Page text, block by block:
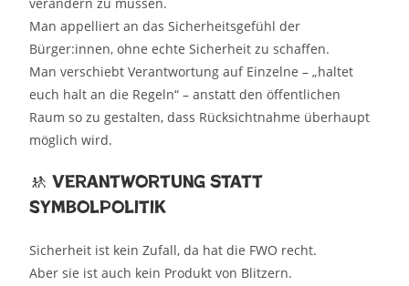
Man appelliert an das Sicherheitsgefühl der
Bürger:innen, ohne echte Sicherheit zu schaffen.
Man verschiebt Verantwortung auf Einzelne – „haltet
euch halt an die Regeln“ – anstatt den öffentlichen
Raum so zu gestalten, dass Rücksichtnahme überhaupt
möglich wird.
🚸 Verantwortung statt
Symbolpolitik
Sicherheit ist kein Zufall, da hat die FWO recht.
Aber sie ist auch kein Produkt von Blitzern.